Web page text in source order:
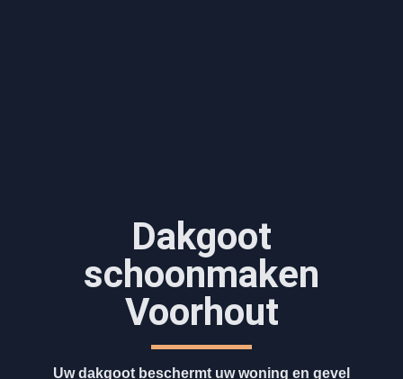
Dakgoot
schoonmaken​
Voorhout
Uw dakgoot beschermt uw woning en gevel